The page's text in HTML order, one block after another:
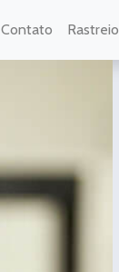
Contato Rastreio